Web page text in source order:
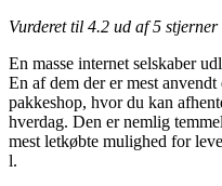
Vurderet til 4.2 ud af 5 stjerner
En masse internet selskaber
En af dem der er mest
pakkeshop, hvor du kan
hverdag. Den er nemlig
mest letkøbte mulighed for
l.